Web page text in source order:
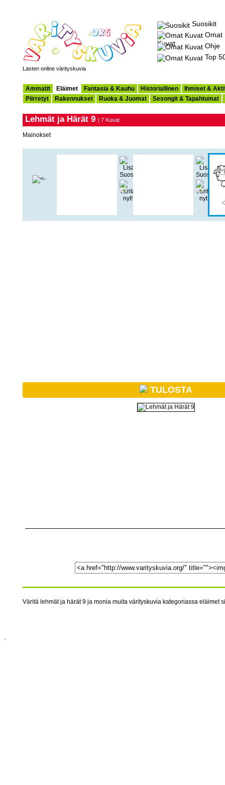
Lasten online värityskuvia
Suosikit
Omat
Kuvat
Ohje
Top
Ammatit Eläimet Fantasia & Kauhu Historiallinen
Ihmiset &
Piirretyt
Rakennukset Ruoka & Juomat Sesongit & Tapahtumat
Lehmät ja Härät 9 | 7 Kuvat
Mainokset
TULOSTA
Väritä lehmät ja härät 9 ja monia muita värityskuvia kategoriassa eläimet
.